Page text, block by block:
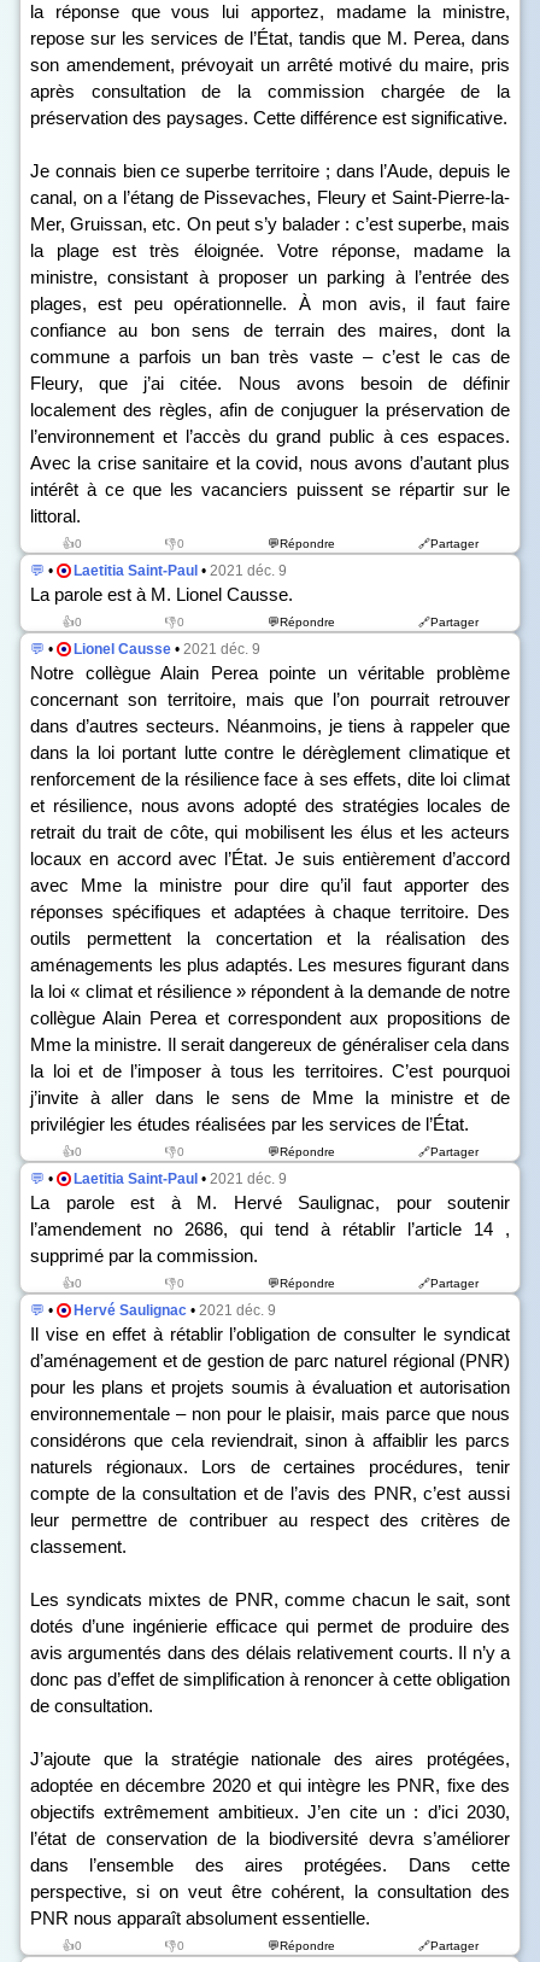
la réponse que vous lui apportez, madame la ministre,
repose sur les services de l’État, tandis que M. Perea, dans
son amendement, prévoyait un arrêté motivé du maire, pris
après consultation de la commission chargée de la
préservation des paysages. Cette différence est significative.
Je connais bien ce superbe territoire ; dans l’Aude, depuis le
canal, on a l’étang de Pissevaches, Fleury et Saint-Pierre-la-
Mer, Gruissan, etc. On peut s’y balader : c’est superbe, mais
la plage est très éloignée. Votre réponse, madame la
ministre, consistant à proposer un parking à l’entrée des
plages, est peu opérationnelle. À mon avis, il faut faire
confiance au bon sens de terrain des maires, dont la
commune a parfois un ban très vaste – c’est le cas de
Fleury, que j’ai citée. Nous avons besoin de définir
localement des règles, afin de conjuguer la préservation de
l’environnement et l’accès du grand public à ces espaces.
Avec la crise sanitaire et la covid, nous avons d’autant plus
intérêt à ce que les vacanciers puissent se répartir sur le
littoral.
👍0 👎0 💬Répondre 🔗Partager
💬 • Laetitia Saint-Paul • 2021 déc. 9
La parole est à M. Lionel Causse.
👍0 👎0 💬Répondre 🔗Partager
💬 • Lionel Causse • 2021 déc. 9
Notre collègue Alain Perea pointe un véritable problème
concernant son territoire, mais que l’on pourrait retrouver
dans d’autres secteurs. Néanmoins, je tiens à rappeler que
dans la loi portant lutte contre le dérèglement climatique et
renforcement de la résilience face à ses effets, dite loi climat
et résilience, nous avons adopté des stratégies locales de
retrait du trait de côte, qui mobilisent les élus et les acteurs
locaux en accord avec l’État. Je suis entièrement d’accord
avec Mme la ministre pour dire qu’il faut apporter des
réponses spécifiques et adaptées à chaque territoire. Des
outils permettent la concertation et la réalisation des
aménagements les plus adaptés. Les mesures figurant dans
la loi « climat et résilience » répondent à la demande de notre
collègue Alain Perea et correspondent aux propositions de
Mme la ministre. Il serait dangereux de généraliser cela dans
la loi et de l’imposer à tous les territoires. C’est pourquoi
j’invite à aller dans le sens de Mme la ministre et de
privilégier les études réalisées par les services de l’État.
👍0 👎0 💬Répondre 🔗Partager
💬 • Laetitia Saint-Paul • 2021 déc. 9
La parole est à M. Hervé Saulignac, pour soutenir
l’amendement no 2686, qui tend à rétablir l’article 14 ,
supprimé par la commission.
👍0 👎0 💬Répondre 🔗Partager
💬 • Hervé Saulignac • 2021 déc. 9
Il vise en effet à rétablir l’obligation de consulter le syndicat
d’aménagement et de gestion de parc naturel régional (PNR)
pour les plans et projets soumis à évaluation et autorisation
environnementale – non pour le plaisir, mais parce que nous
considérons que cela reviendrait, sinon à affaiblir les parcs
naturels régionaux. Lors de certaines procédures, tenir
compte de la consultation et de l’avis des PNR, c’est aussi
leur permettre de contribuer au respect des critères de
classement.
Les syndicats mixtes de PNR, comme chacun le sait, sont
dotés d’une ingénierie efficace qui permet de produire des
avis argumentés dans des délais relativement courts. Il n’y a
donc pas d’effet de simplification à renoncer à cette obligation
de consultation.
J’ajoute que la stratégie nationale des aires protégées,
adoptée en décembre 2020 et qui intègre les PNR, fixe des
objectifs extrêmement ambitieux. J’en cite un : d’ici 2030,
l’état de conservation de la biodiversité devra s’améliorer
dans l’ensemble des aires protégées. Dans cette
perspective, si on veut être cohérent, la consultation des
PNR nous apparaît absolument essentielle.
👍0 👎0 💬Répondre 🔗Partager